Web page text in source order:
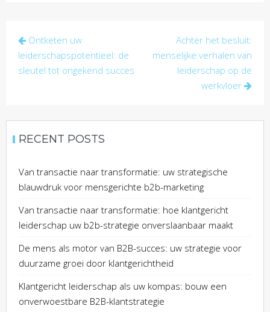
Post
navigation
Ontketen uw
leiderschapspotentieel: de
sleutel tot ongekend succes
Achter het besluit:
menselijke verhalen van
leiderschap op de
werkvloer
RECENT POSTS
Van transactie naar transformatie: uw strategische
blauwdruk voor mensgerichte b2b-marketing
Van transactie naar transformatie: hoe klantgericht
leiderschap uw b2b-strategie onverslaanbaar maakt
De mens als motor van B2B-succes: uw strategie voor
duurzame groei door klantgerichtheid
Klantgericht leiderschap als uw kompas: bouw een
onverwoestbare B2B-klantstrategie